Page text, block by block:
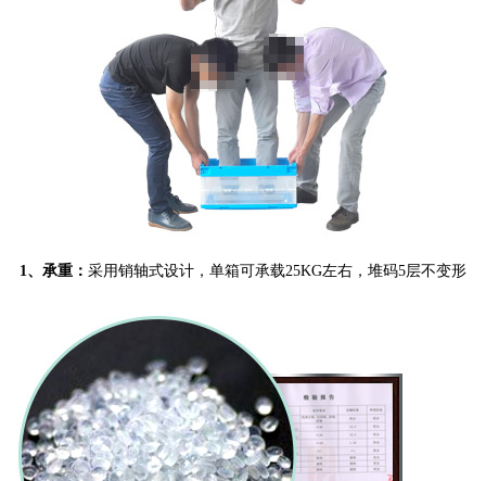
1、承重 ： 采用销轴式设计，单箱可承载25KG左右，堆码5层不变形